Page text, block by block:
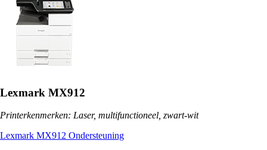
Lexmark MX912
Printerkenmerken: Laser, multifunctioneel, zwart-wit
Lexmark MX912 Ondersteuning